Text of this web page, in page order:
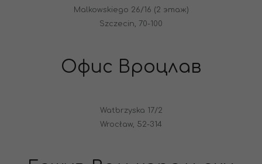
Malkowskiego 26/16 (2 этаж)
Szczecin, 70-100
Офис Вроцлав
Watbrzyska 17/2
Wrocław, 52-314